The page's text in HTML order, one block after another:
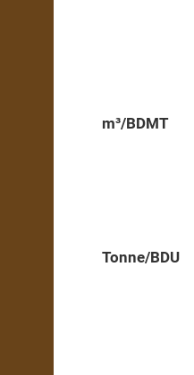
m³/BDMT
Tonne/BDU